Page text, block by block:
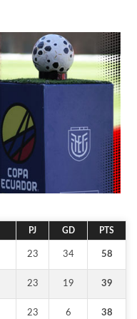
PJ GD PTS
23 34 58
23 19 39
23 6 38